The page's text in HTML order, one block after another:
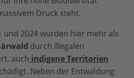
Druck steht.
und 2024 wurden hier mehr als
durch illegalen
auch indigene Territorien
Neben der Entwaldung